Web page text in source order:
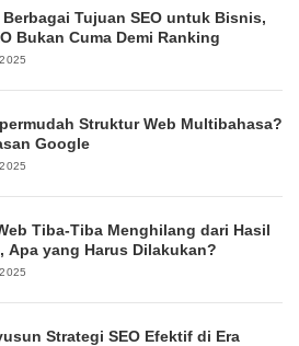
Tujuan SEO untuk Bisnis,
Bukan Cuma Demi Ranking
Struktur Web Multibahasa?
Google
Tiba-Tiba Menghilang dari Hasil
Apa yang Harus Dilakukan?
Strategi SEO Efektif di Era